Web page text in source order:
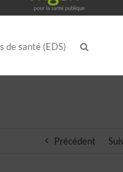
de santé (EDS)
Précédent